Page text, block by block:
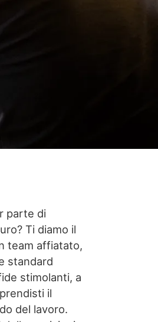
parte di
Ti diamo il
team affiatato,
standard
stimolanti, a
il
del lavoro.